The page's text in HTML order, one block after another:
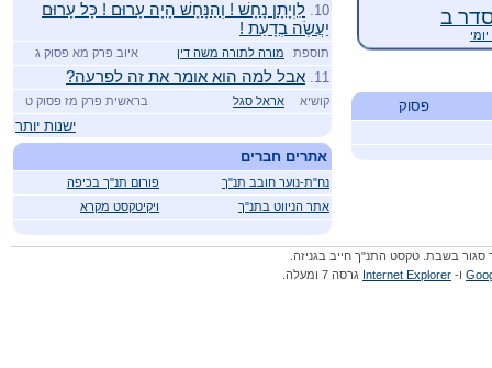
ב
פסוק
10. לִוְיָתָן נָחָשׁ ! וְהַנָּחָשׁ הָיָה עָרוּם ! כָּל עָרוּם
יַעֲשֶׂה בְדָעַת !
תוספת מורה לתורה משה דין איוב פרק מא פסוק ג
11. אבל למה הוא אומר את זה לפרעה?
קושיא אראל סגל בראשית פרק מז פסוק ט
ישנות יותר
אתרים חברים
נח"ת-נוער חובב תנ"ך
פורום תנ"ך בכיפה
אתר הניווט בתנ"ך
ויקיטקסט מקרא
בשבת. טקסט התנ"ך חייב בגניזה.
ו- Internet Explorer גרסה 7 ומעלה.